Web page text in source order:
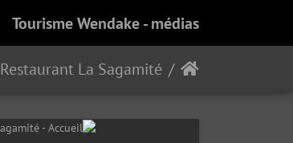
Tourisme Wendake - médias
Restaurant La Sagamité